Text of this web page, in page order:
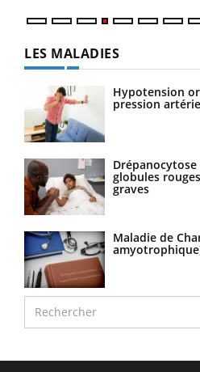
LES MALADIES
Hypotension
pression
globules
graves
Maladie de